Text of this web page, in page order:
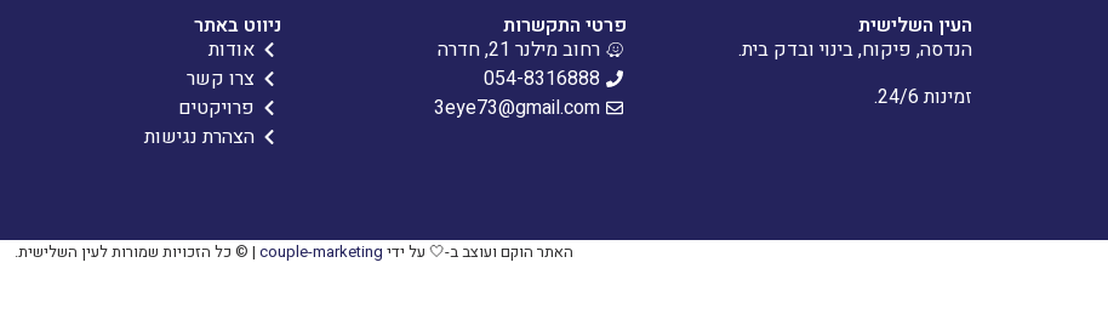
העין השלישית
הנדסה, פיקוח, בינוי ובדק בית.
זמינות 24/6.
פרטי התקשרות
רחוב מילנר 21, חדרה
054-8316888
3eye73@gmail.com
ניווט באתר
אודות
צרו קשר
פרויקטים
הצהרת נגישות
האתר הוקם ועוצב ב-🤍 על ידי couple-marketing | © כל הזכויות שמורות לעין השלישית.